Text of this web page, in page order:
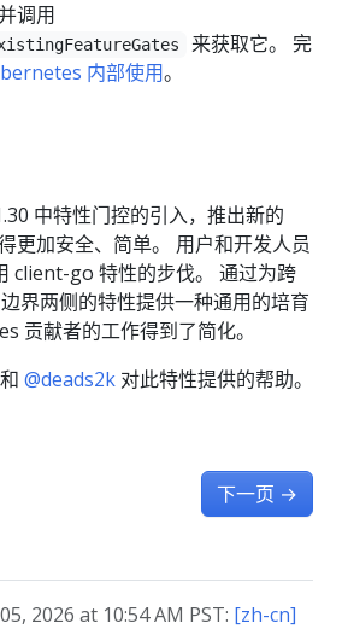
调用
来获取它。 完
内部使用。
中特性门控的引入，推出新的
更加安全、简单。 用户和开发人员
client-go 特性的步伐。 通过为跨
界两侧的特性提供一种通用的培育
贡献者的工作得到了简化。
和 @deads2k 对此特性提供的帮助。
下一页 →
2026 at 10:54 AM PST: [zh-cn]